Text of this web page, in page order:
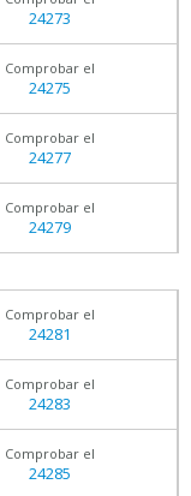
24273
Comprobar el
24275
Comprobar el
24277
Comprobar el
24279
Comprobar el
24281
Comprobar el
24283
Comprobar el
24285